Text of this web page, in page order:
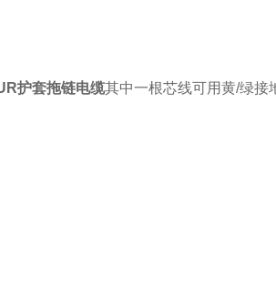
护套拖链电缆其中一根芯线可用黄/绿接